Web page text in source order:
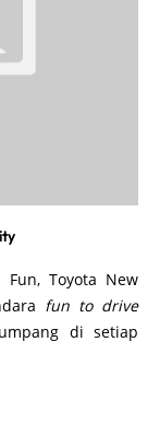
Toyota New
fun to drive
di setiap